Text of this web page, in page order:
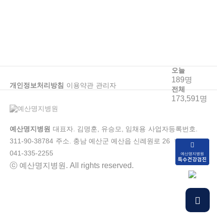
개인정보처리방침 이용약관 관리자
오늘
189명
전체
173,591명
예산명지병원 대표자. 김명훈, 유승모, 임채용 사업자등록번호.
311-90-38784 주소. 충남 예산군 예산읍 신례원로 26
대표번호.
041-335-2255
ⓒ 예산명지병원. All rights reserved.
예산명지병원
특수건강검진